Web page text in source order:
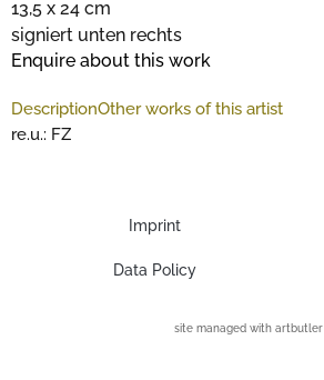
13,5 x 24 cm
signiert unten rechts
Enquire about this work
DescriptionOther works of this artist
re.u.: FZ
Imprint
Data Policy
site managed with artbutler